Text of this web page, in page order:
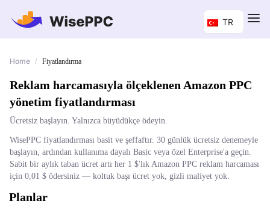
TR
Home / Fiyatlandırma
Reklam harcamasıyla ölçeklenen Amazon PPC
yönetim fiyatlandırması
Ücretsiz başlayın. Yalnızca büyüdükçe ödeyin.
WisePPC fiyatlandırması basit ve şeffaftır. 30 günlük ücretsiz denemeyle
başlayın, ardından kullanıma dayalı Basic veya özel Enterprise'a geçin.
Sabit bir aylık taban ücret artı her 1 $'lık Amazon PPC reklam harcaması
için 0,01 $ ödersiniz — koltuk başı ücret yok, gizli maliyet yok.
Planlar